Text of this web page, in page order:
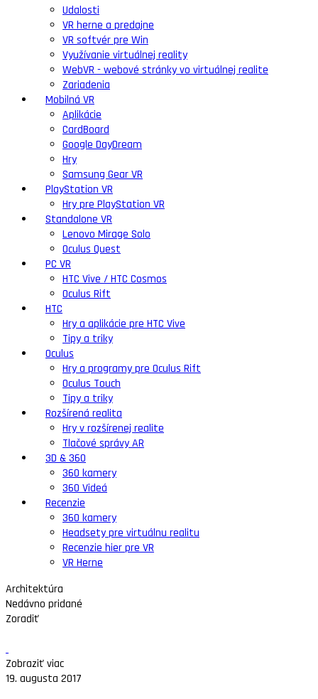
Udalosti
VR herne a predajne
VR softvér pre Win
Využívanie virtuálnej reality
WebVR - webové stránky vo virtuálnej realite
Zariadenia
Mobilná VR
Aplikácie
CardBoard
Google DayDream
Hry
Samsung Gear VR
PlayStation VR
Hry pre PlayStation VR
Standalone VR
Lenovo Mirage Solo
Oculus Quest
PC VR
HTC Vive / HTC Cosmos
Oculus Rift
HTC
Hry a aplikácie pre HTC Vive
Tipy a triky
Oculus
Hry a programy pre Oculus Rift
Oculus Touch
Tipy a triky
Rozšírená realita
Hry v rozšírenej realite
Tlačové správy AR
3D & 360
360 kamery
360 Videá
Recenzie
360 kamery
Headsety pre virtuálnu realitu
Recenzie hier pre VR
VR Herne
Architektúra
Nedávno pridané
Zoradiť
Zobraziť viac
19. augusta 2017